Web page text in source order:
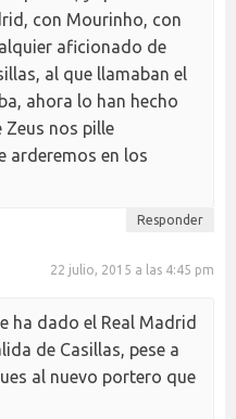
con Mourinho, con
aficionado de
al que llamaban el
ahora lo han hecho
Zeus nos pille
arderemos en los
Responder
22 julio, 2015 a las 4:45 pm
ha dado el Real Madrid
de Casillas, pese a
al nuevo portero que